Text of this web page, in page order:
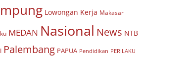
Lowongan Kerja Makasar
MEDAN Nasional News NTB
Palembang PAPUA Pendidikan PERILAKU